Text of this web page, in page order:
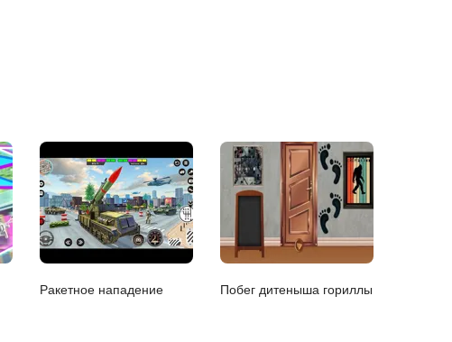
Ракетное нападение Побег дитеныша гориллы